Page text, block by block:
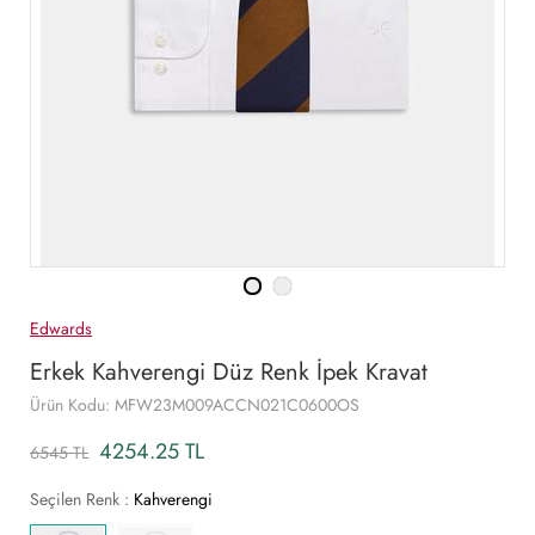
Edwards
Erkek Kahverengi Düz Renk İpek Kravat
Ürün Kodu: MFW23M009ACCN021C0600OS
6545 TL 4254.25 TL
Seçilen Renk : Kahverengi